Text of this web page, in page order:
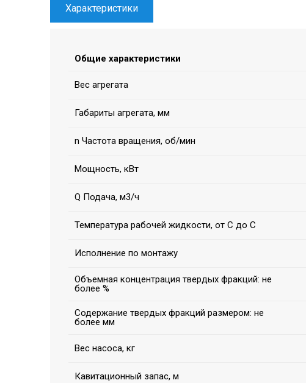
Характеристики
Общие характеристики
Вес агрегата
Габариты агрегата, мм
n Частота вращения, об/мин
Мощность, кВт
Q Подача, м3/ч
Температура рабочей жидкости, от С до С
Исполнение по монтажу
Объемная концентрация твердых фракций: не
более %
Содержание твердых фракций размером: не
более мм
Вес насоса, кг
Кавитационный запас, м